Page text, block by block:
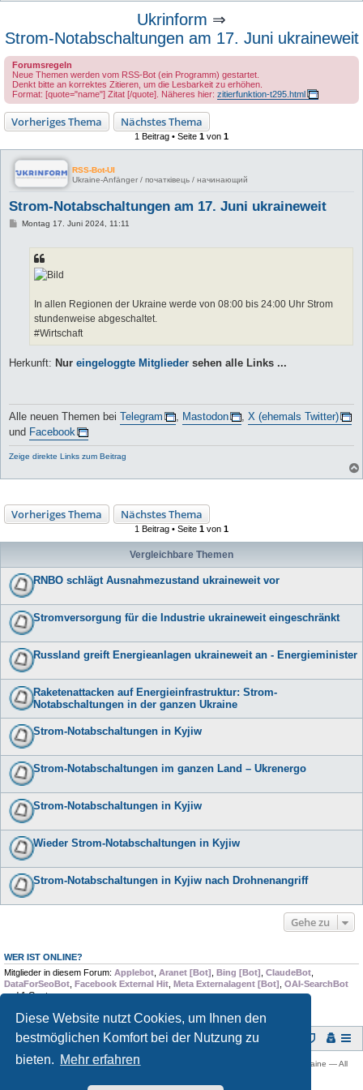
Diese Website nutzt Cookies, um Ihnen den
bestmöglichen Komfort bei der Nutzung zu
bieten.
Mehr erfahren
h
Ukrinform ⇒
Strom-Notabschaltungen am 17. Juni ukraineweit
Forumsregeln
Neue Themen werden vom RSS-Bot (ein Programm) gestartet.
Denkt bitte an korrektes Zitieren, um die Lesbarkeit zu erhöhen.
Format: [quote="name"] Zitat [/quote]. Näheres hier: zitierfunktion-t295.html
Vorheriges Thema Nächstes Thema
1 Beitrag • Seite 1 von 1
RSS-Bot-UI
Ukraine-Anfänger / початківець / начинающий
Strom-Notabschaltungen am 17. Juni ukraineweit
BMontag 17. Juni 2024, 11:11
In allen Regionen der Ukraine werde von 08:00 bis 24:00 Uhr Strom
stundenweise abgeschaltet.
#Wirtschaft
Herkunft: Nur eingeloggte Mitglieder sehen alle Links ...
Alle neuen Themen bei Telegram Mastodon
X (ehemals Twitter)
und Facebook
Zeige direkte Links zum Beitrag
Vorheriges Thema Nächstes Thema
1 Beitrag • Seite 1 von 1
Vergleichbare Themen
RNBO schlägt Ausnahmezustand ukraineweit vor
Stromversorgung für die Industrie ukraineweit eingeschränkt
Russland greift Energieanlagen ukraineweit an - Energieminister
Raketenattacken auf Energieinfrastruktur: Strom-
Notabschaltungen in der ganzen Ukraine
Strom-Notabschaltungen in Kyjiw
Strom-Notabschaltungen im ganzen Land – Ukrenergo
Strom-Notabschaltungen in Kyjiw
Wieder Strom-Notabschaltungen in Kyjiw
Strom-Notabschaltungen in Kyjiw nach Drohnenangriff
Gehe zu
WER IST ONLINE?
Mitglieder in diesem Forum: Applebot Aranet [Bot] Bing [Bot] ClaudeBot
DataForSeoBot Facebook External Hit Meta Externalagent [Bot] OAI-SearchBot
und 1 Gast
Foren-Übersicht
Copyright © 2009 -2026 Ukraine-Forum: Infos, Tipps und Diskussionen zur Ukraine — All